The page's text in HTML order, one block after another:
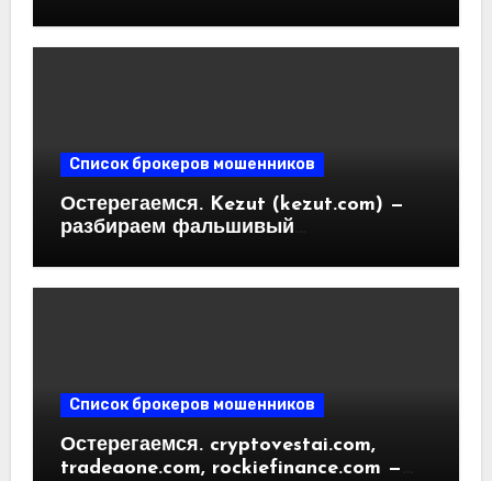
криптобирж. Как вернуть деньги.
Список брокеров мошенников
Остерегаемся. Kezut (kezut.com) —
разбираем фальшивый
Список брокеров мошенников
Остерегаемся. cryptovestai.com,
tradeaone.com, rockiefinance.com —